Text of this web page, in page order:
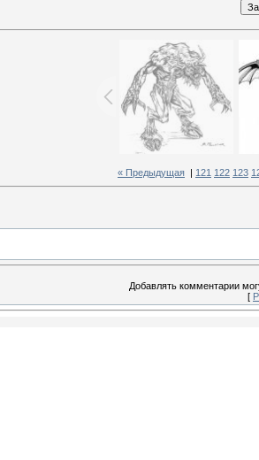
« Предыдущая 121 122 123
Добавлять комментарии
[